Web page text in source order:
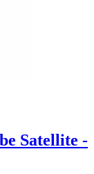
Satellite -